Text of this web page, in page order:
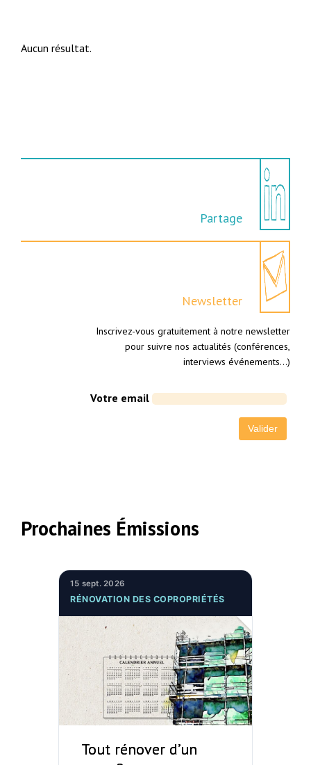
Aucun résultat.
Partage
Newsletter
Inscrivez-vous gratuitement à notre newsletter
pour suivre nos actualités (conférences,
interviews événements…)
Votre email
Prochaines Émissions
15 sept. 2026
RÉNOVATION DES COPROPRIÉTÉS
Tout rénover d’un